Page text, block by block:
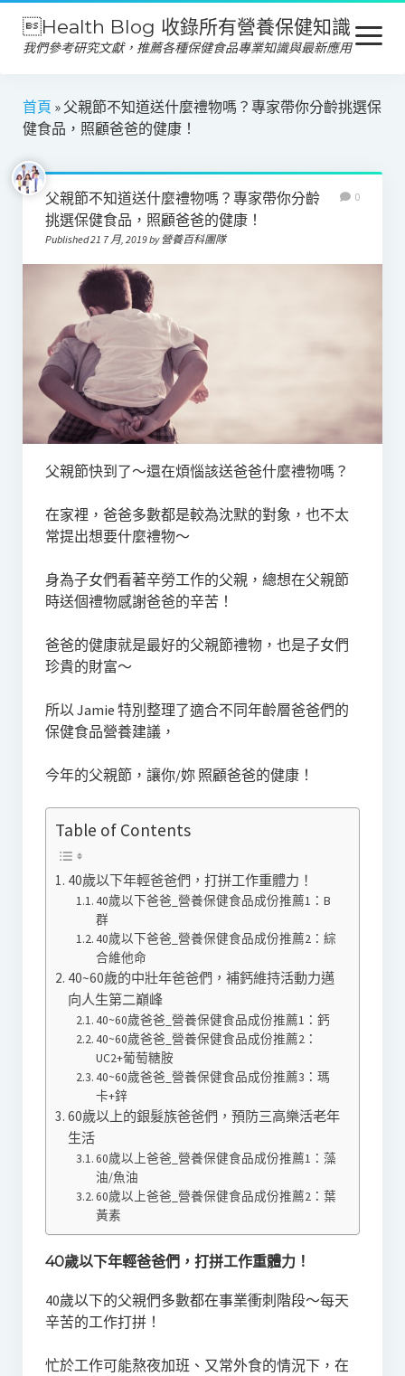
Health Blog 收錄所有營養保健知識
我們參考研究文獻，推薦各種保健食品專業知識與最新應用
open
menu
營養保健
產品推薦
美容保養
首頁 » 父親節不知道送什麼禮物嗎？專家帶你分齡挑選保
健食品，照顧爸爸的健康！
父親節不知道送什麼禮物嗎？專家帶你分齡
挑選保健食品，照顧爸爸的健康！
Published 21 7 月, 2019 by 營養百科團隊
0
父親節快到了～還在煩惱該送爸爸什麼禮物嗎？
在家裡，爸爸多數都是較為沈默的對象，也不太
常提出想要什麼禮物～
身為子女們看著辛勞工作的父親，總想在父親節
時送個禮物感謝爸爸的辛苦！
爸爸的健康就是最好的父親節禮物，也是子女們
珍貴的財富～
所以 Jamie 特別整理了適合不同年齡層爸爸們的
保健食品營養建議，
今年的父親節，讓你/妳 照顧爸爸的健康！
Table of Contents
40歲以下年輕爸爸們，打拼工作重體力！
40歲以下爸爸_營養保健食品成份推薦1：B
群
40歲以下爸爸_營養保健食品成份推薦2：綜
合維他命
40~60歲的中壯年爸爸們，補鈣維持活動力邁
向人生第二巔峰
40~60歲爸爸_營養保健食品成份推薦1：鈣
40~60歲爸爸_營養保健食品成份推薦2：
UC2+葡萄糖胺
40~60歲爸爸_營養保健食品成份推薦3：瑪
卡+鋅
60歲以上的銀髮族爸爸們，預防三高樂活老年
生活
60歲以上爸爸_營養保健食品成份推薦1：藻
油/魚油
60歲以上爸爸_營養保健食品成份推薦2：葉
黃素
40歲以下年輕爸爸們，打拼工作重體力！
40歲以下的父親們多數都在事業衝刺階段～每天
辛苦的工作打拼！
忙於工作可能熬夜加班、又常外食的情況下，在